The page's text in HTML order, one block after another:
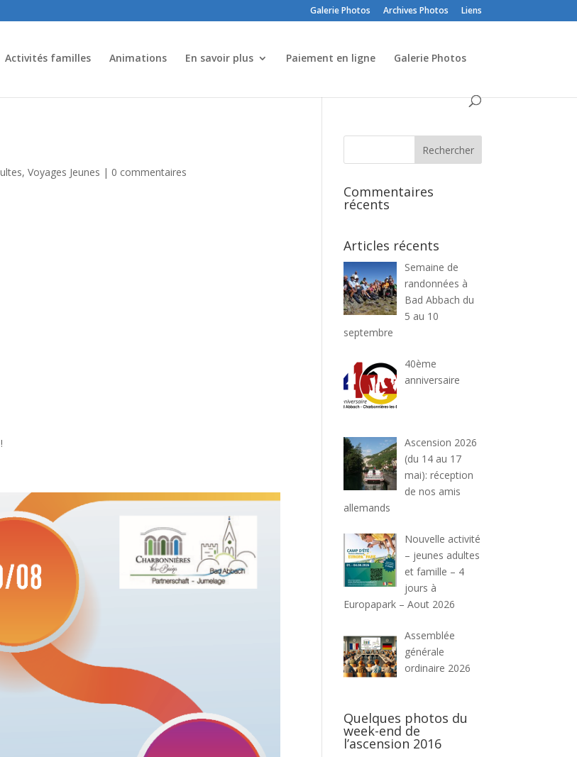
Galerie Photos Archives Photos Liens
Activités familles Animations En savoir plus Paiement en ligne Galerie Photos
,Voyages Jeunes | 0 commentaires
Commentaires
récents
Articles récents
Semaine de
randonnées à
Bad Abbach du
5 au 10
septembre
40ème
anniversaire
Ascension 2026
(du 14 au 17
mai): réception
de nos amis
allemands
Nouvelle activité
– jeunes adultes
et famille – 4
jours à
Europapark – Aout 2026
Assemblée
générale
ordinaire 2026
Quelques photos du
week-end de
l’ascension 2016